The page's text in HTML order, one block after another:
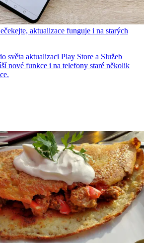
aktualizace funguje i na starých
světa aktualizaci Play Store a Služeb
nové funkce i na telefony staré několik